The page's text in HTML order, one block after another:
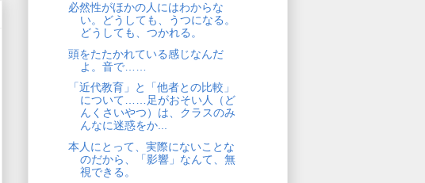
必然性がほかの人にはわからな
い。どうしても、うつになる。
どうしても、つかれる。
頭をたたかれている感じなんだ
よ。音で……
「近代教育」と「他者との比較」
について……足がおそい人（ど
んくさいやつ）は、クラスのみ
んなに迷惑をか...
本人にとって、実際にないことな
のだから、「影響」なんて、無
視できる。